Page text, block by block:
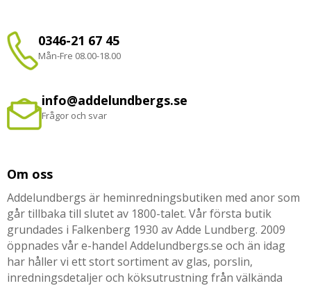
0346-21 67 45
Mån-Fre 08.00-18.00
info@addelundbergs.se
Frågor och svar
Om oss
Addelundbergs är heminredningsbutiken med anor som
går tillbaka till slutet av 1800-talet. Vår första butik
grundades i Falkenberg 1930 av Adde Lundberg. 2009
öppnades vår e-handel Addelundbergs.se och än idag
har håller vi ett stort sortiment av glas, porslin,
inredningsdetaljer och köksutrustning från välkända